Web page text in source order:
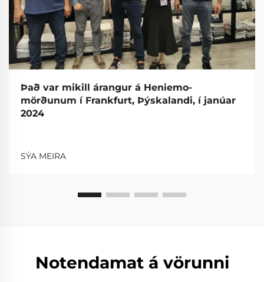
Það var mikill árangur á Heniemo-
mörðunum í Frankfurt, Þýskalandi, í janúar
2024
SÝA MEIRA
Notendamat á vörunni